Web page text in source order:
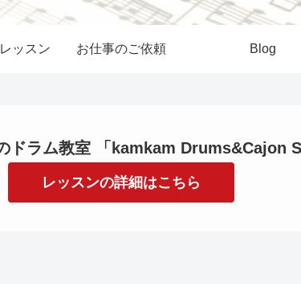
ッスン お仕事のご依頼 Blog
ドラム教室 「kamkam Drums&Cajon
レッスンの詳細はこちら